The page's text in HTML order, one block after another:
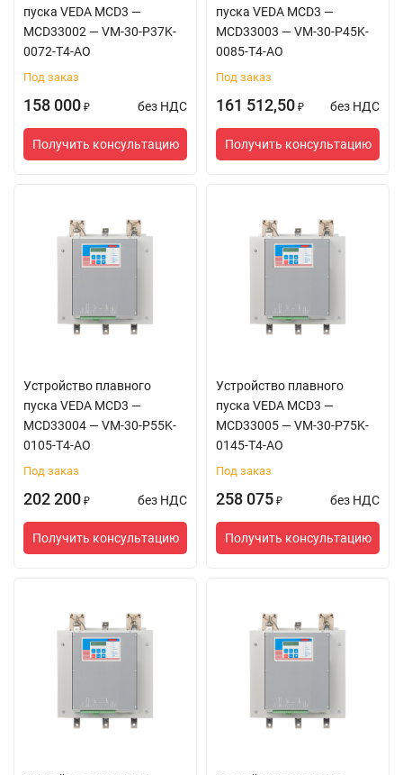
пуска VEDA MCD3 —
MCD33002 — VM-30-P37K-
0072-T4-AO
Под заказ
158 000 ₽ без НДС
Получить консультацию
пуска VEDA MCD3 —
MCD33003 — VM-30-P45K-
0085-T4-AO
Под заказ
161 512,50 ₽ без НДС
Получить консультацию
Устройство плавного
пуска VEDA MCD3 —
MCD33004 — VM-30-P55K-
0105-T4-AO
Под заказ
202 200 ₽ без НДС
Получить консультацию
Устройство плавного
пуска VEDA MCD3 —
MCD33005 — VM-30-P75K-
0145-T4-AO
Под заказ
258 075 ₽ без НДС
Получить консультацию